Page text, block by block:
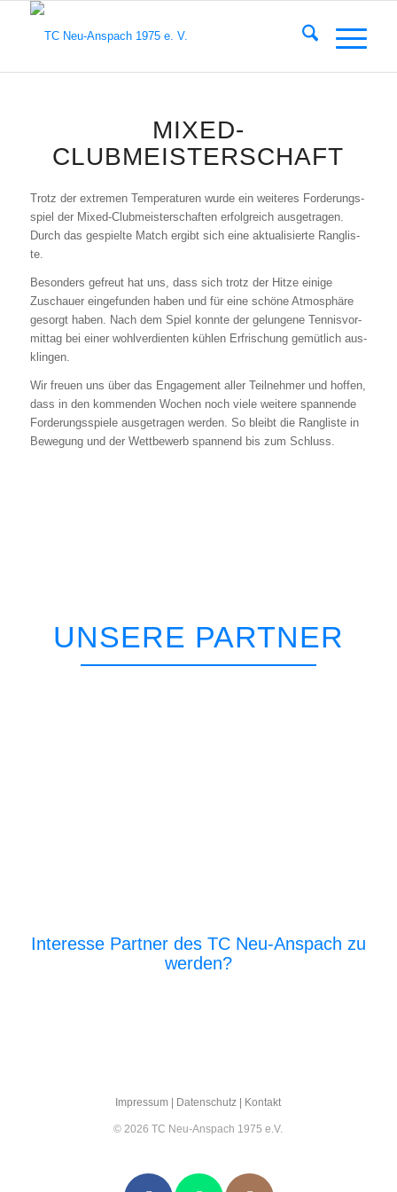
MIXED-
CLUBMEISTERSCHAFT
Trotz der extre­men Tem­pe­ra­tu­ren wur­de ein wei­te­res For­de­rungs­
spiel der Mixed-Club­meis­ter­schaf­ten erfolg­reich aus­ge­tra­gen.
Durch das gespiel­te Match ergibt sich eine aktua­li­sier­te Rang­lis­
te.
Beson­ders gefreut hat uns, dass sich trotz der Hit­ze eini­ge
Zuschau­er ein­ge­fun­den haben und für eine schö­ne Atmo­sphä­re
gesorgt haben. Nach dem Spiel konn­te der gelun­ge­ne Ten­nis­vor­
mit­tag bei einer wohl­ver­dien­ten küh­len Erfri­schung gemüt­lich aus­
klin­gen.
Wir freu­en uns über das Enga­ge­ment aller Teil­neh­mer und hof­fen,
dass in den kom­men­den Wochen noch vie­le wei­te­re span­nen­de
For­de­rungs­spie­le aus­ge­tra­gen wer­den. So bleibt die Rang­lis­te in
Bewe­gung und der Wett­be­werb span­nend bis zum Schluss.
UNSERE PARTNER
Interesse Partner des TC Neu-Anspach zu
werden?
Impres­sum Daten­schutz Kon­takt
© 2026 TC Neu-Anspach 1975 e.V.